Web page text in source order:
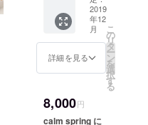
におい
でいた
だける
その他
郵送に
渡し等
を希望
お尋ね
やご相
談のご
連絡を
する場
アート
キャン
ドル。
寒くな
り、暖
かさ恋
しい季
神秘的
かつ、
2019
年12
月
詳細を見る
こ
の
リ
タ
ー
ン
を
選
択
す
る
8,000円
calm spring に